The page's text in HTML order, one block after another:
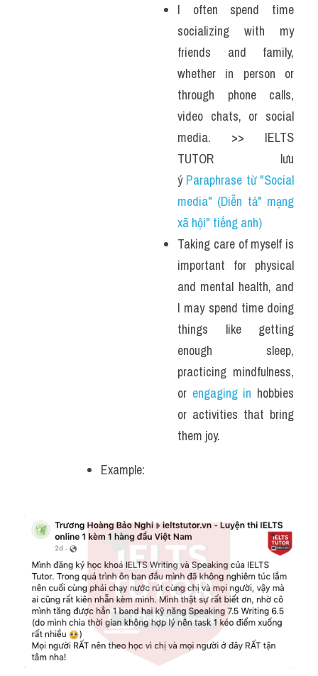
I often spend time
socializing with my
friends and family,
whether in person or
through phone calls,
video chats, or social
media. >> IELTS
TUTOR lưu
ý Paraphrase từ "Social
media" (Diễn tả" mạng
xã hội" tiếng anh)
Taking care of myself is
important for physical
and mental health, and
I may spend time doing
things like getting
enough sleep,
practicing mindfulness,
or engaging in hobbies
or activities that bring
them joy.
Example: